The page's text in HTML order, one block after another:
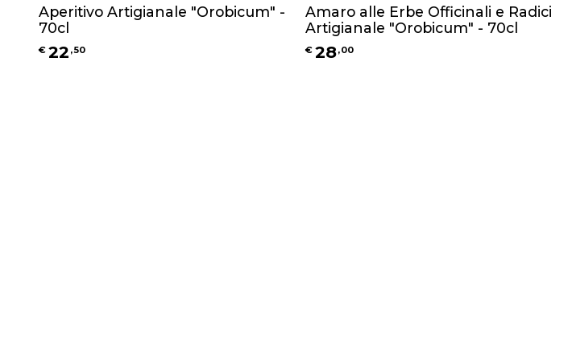
Aperitivo Artigianale "Orobicum" -
70cl
€ 22 ,50
Amaro alle Erbe Officinali e Radici
Artigianale "Orobicum" - 70cl
€ 28,00